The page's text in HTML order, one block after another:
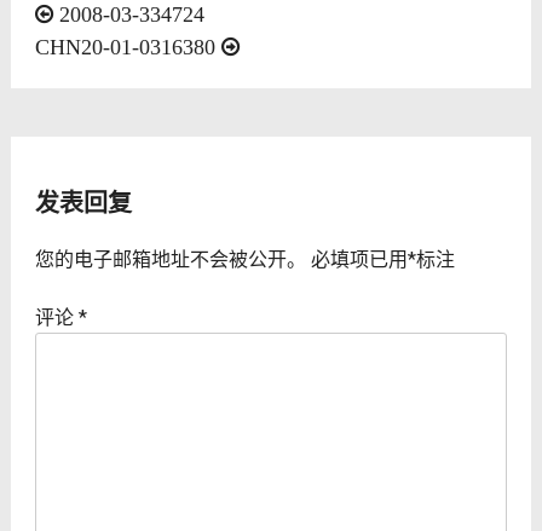
文2008-03-334724
CHN20-01-0316380
发表回复
您的电子邮箱地址不会被公开。 必填项已用*标注
评论 *